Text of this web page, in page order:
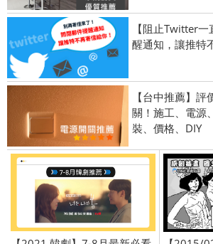
【阻止Twitter
醒通知，讓推特
【台中推薦】
關！施工、電源
裝、價格、DIY